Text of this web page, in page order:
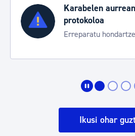
Karabelen
protokoloa
Erreparatu
Ikusi ohar